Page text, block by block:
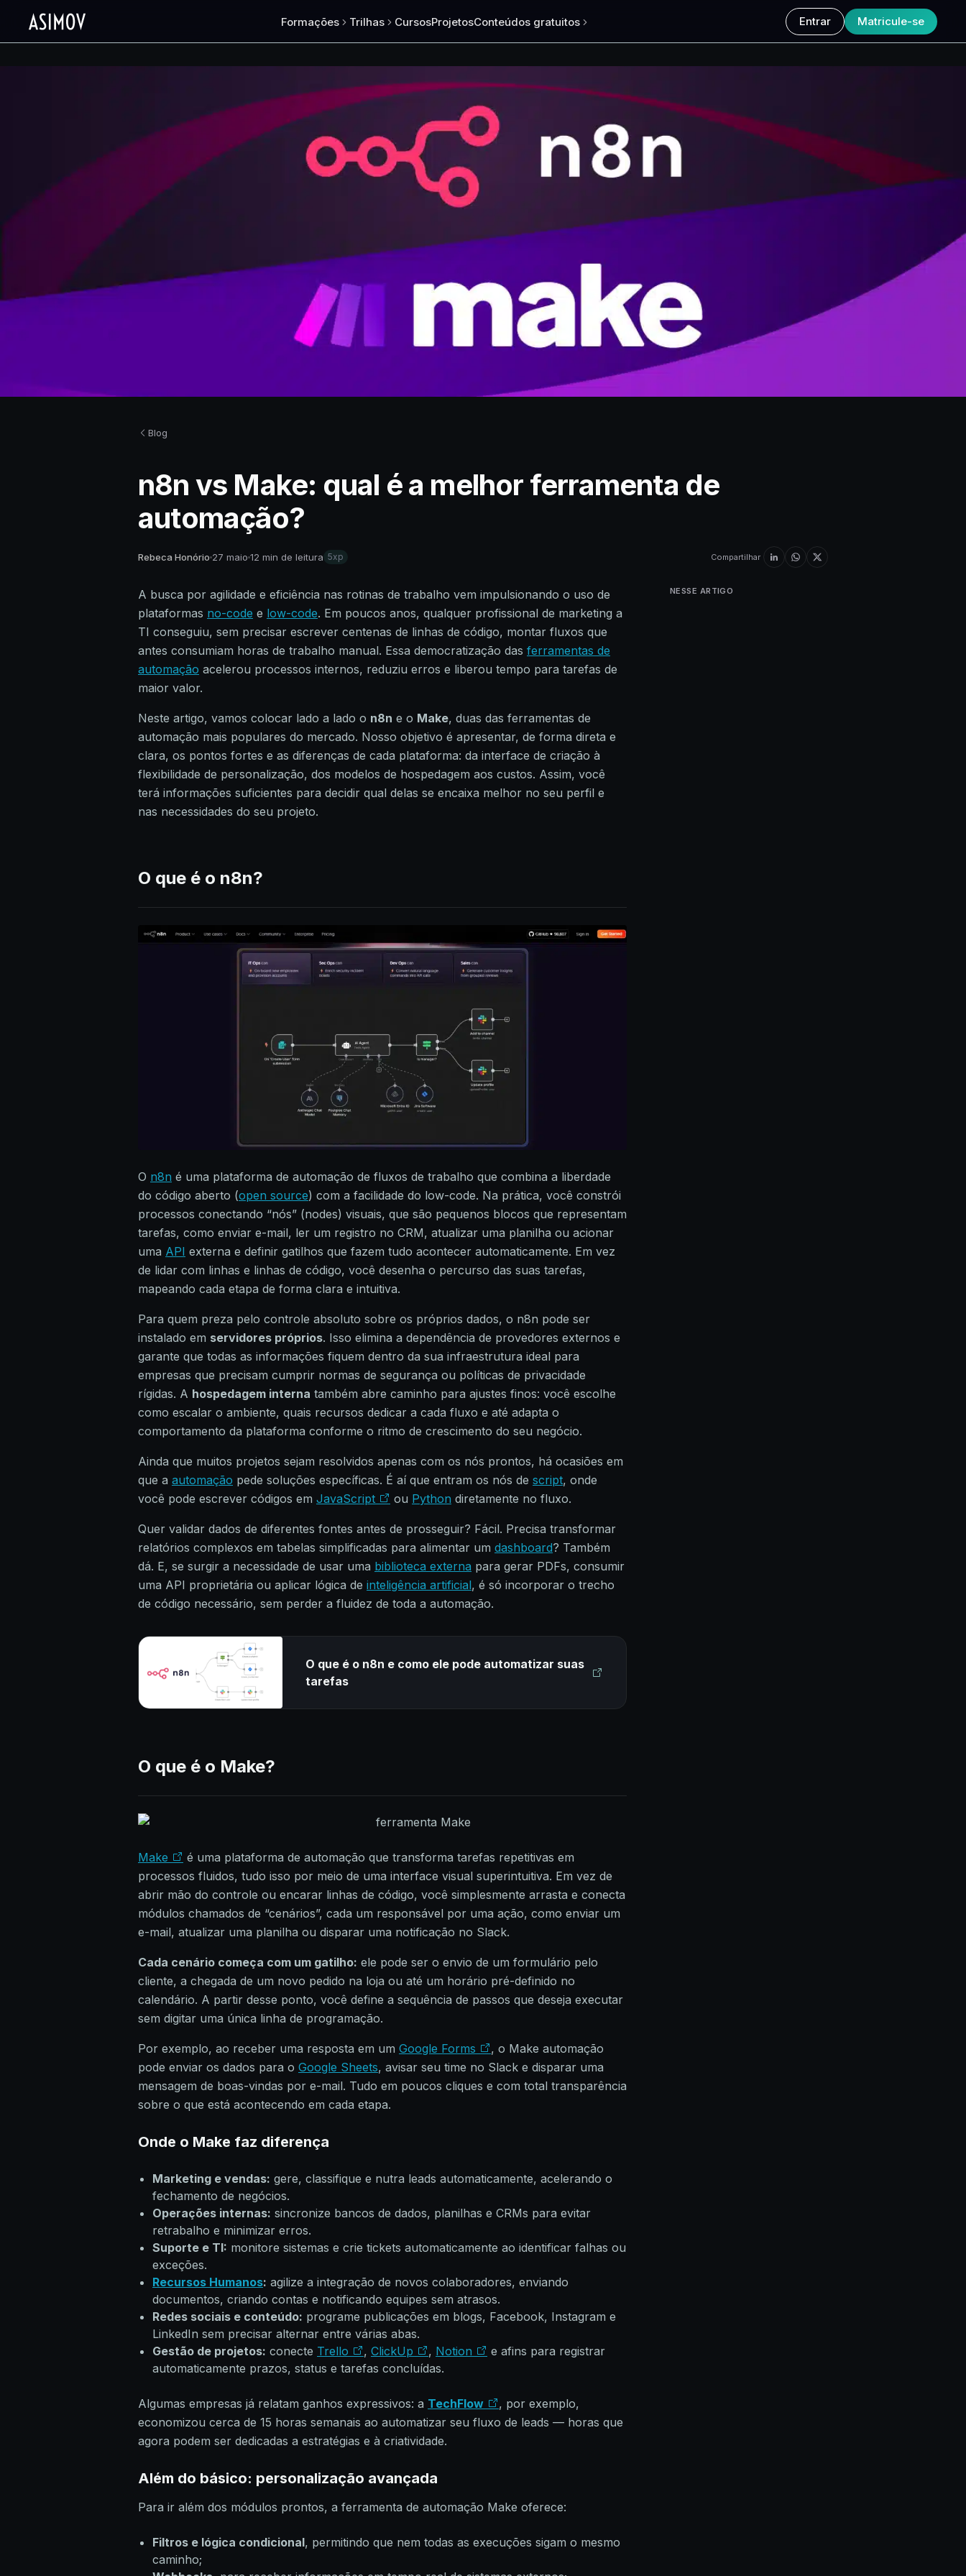
Formações Trilhas CursosProjetosConteúdos gratuitos Entrar Matricule-se
Blog
n8n vs Make: qual é a melhor ferramenta de
automação?
Rebeca Honório 27 maio 12 min de leitura 5xp Compartilhar
A busca por agilidade e eficiência nas rotinas de trabalho vem impulsionando o uso de
plataformas no-code e low-code. Em poucos anos, qualquer profissional de marketing a
TI conseguiu, sem precisar escrever centenas de linhas de código, montar fluxos que
antes consumiam horas de trabalho manual. Essa democratização das ferramentas de
automação acelerou processos internos, reduziu erros e liberou tempo para tarefas de
maior valor.
Neste artigo, vamos colocar lado a lado o n8n e o Make, duas das ferramentas de
automação mais populares do mercado. Nosso objetivo é apresentar, de forma direta e
clara, os pontos fortes e as diferenças de cada plataforma: da interface de criação à
flexibilidade de personalização, dos modelos de hospedagem aos custos. Assim, você
terá informações suficientes para decidir qual delas se encaixa melhor no seu perfil e
nas necessidades do seu projeto.
O que é o n8n?
O n8n é uma plataforma de automação de fluxos de trabalho que combina a liberdade
do código aberto (open source) com a facilidade do low-code. Na prática, você constrói
processos conectando “nós” (nodes) visuais, que são pequenos blocos que representam
tarefas, como enviar e-mail, ler um registro no CRM, atualizar uma planilha ou acionar
uma API externa e definir gatilhos que fazem tudo acontecer automaticamente. Em vez
de lidar com linhas e linhas de código, você desenha o percurso das suas tarefas,
mapeando cada etapa de forma clara e intuitiva.
Para quem preza pelo controle absoluto sobre os próprios dados, o n8n pode ser
instalado em servidores próprios. Isso elimina a dependência de provedores externos e
garante que todas as informações fiquem dentro da sua infraestrutura ideal para
empresas que precisam cumprir normas de segurança ou políticas de privacidade
rígidas. A hospedagem interna também abre caminho para ajustes finos: você escolhe
como escalar o ambiente, quais recursos dedicar a cada fluxo e até adapta o
comportamento da plataforma conforme o ritmo de crescimento do seu negócio.
Ainda que muitos projetos sejam resolvidos apenas com os nós prontos, há ocasiões em
que a automação pede soluções específicas. É aí que entram os nós de script, onde
você pode escrever códigos em JavaScript ou Python diretamente no fluxo.
Quer validar dados de diferentes fontes antes de prosseguir? Fácil. Precisa transformar
relatórios complexos em tabelas simplificadas para alimentar um dashboard? Também
dá. E, se surgir a necessidade de usar uma biblioteca externa para gerar PDFs, consumir
uma API proprietária ou aplicar lógica de inteligência artificial, é só incorporar o trecho
de código necessário, sem perder a fluidez de toda a automação.
O que é o n8n e como ele pode automatizar suas
tarefas
O que é o Make?
Make
é uma plataforma de automação que transforma tarefas repetitivas em
processos fluidos, tudo isso por meio de uma interface visual superintuitiva. Em vez de
abrir mão do controle ou encarar linhas de código, você simplesmente arrasta e conecta
módulos chamados de “cenários”, cada um responsável por uma ação, como enviar um
e-mail, atualizar uma planilha ou disparar uma notificação no Slack.
Cada cenário começa com um gatilho: ele pode ser o envio de um formulário pelo
cliente, a chegada de um novo pedido na loja ou até um horário pré-definido no
calendário. A partir desse ponto, você define a sequência de passos que deseja executar
sem digitar uma única linha de programação.
Por exemplo, ao receber uma resposta em um Google Forms
, o Make automação
pode enviar os dados para o Google Sheets, avisar seu time no Slack e disparar uma
mensagem de boas-vindas por e-mail. Tudo em poucos cliques e com total transparência
sobre o que está acontecendo em cada etapa.
Onde o Make faz diferença
Marketing e vendas: gere, classifique e nutra leads automaticamente, acelerando o
fechamento de negócios.
Operações internas: sincronize bancos de dados, planilhas e CRMs para evitar
retrabalho e minimizar erros.
Suporte e TI: monitore sistemas e crie tickets automaticamente ao identificar falhas ou
exceções.
Recursos Humanos: agilize a integração de novos colaboradores, enviando
documentos, criando contas e notificando equipes sem atrasos.
Redes sociais e conteúdo: programe publicações em blogs, Facebook, Instagram e
LinkedIn sem precisar alternar entre várias abas.
Gestão de projetos: conecte Trello , ClickUp , Notion
e afins para registrar
automaticamente prazos, status e tarefas concluídas.
Algumas empresas já relatam ganhos expressivos: a TechFlow
, por exemplo,
economizou cerca de 15 horas semanais ao automatizar seu fluxo de leads — horas que
agora podem ser dedicadas a estratégias e à criatividade.
Além do básico: personalização avançada
Para ir além dos módulos prontos, a ferramenta de automação Make oferece:
Filtros e lógica condicional, permitindo que nem todas as execuções sigam o mesmo
caminho;
NESSE ARTIGO